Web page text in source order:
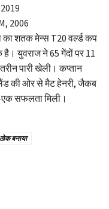
2006
का शतक मेन्स T20 वर्ल्ड कप
युवराज ने 65 गेंदों पर 11
पारी खेली। कप्तान
की ओर से मैट हेनरी, जैकब
सफलता मिली।
बनाया